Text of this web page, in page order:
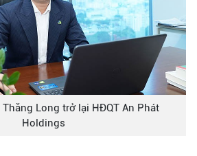
Long trở lại HĐQT An Phát
Holdings